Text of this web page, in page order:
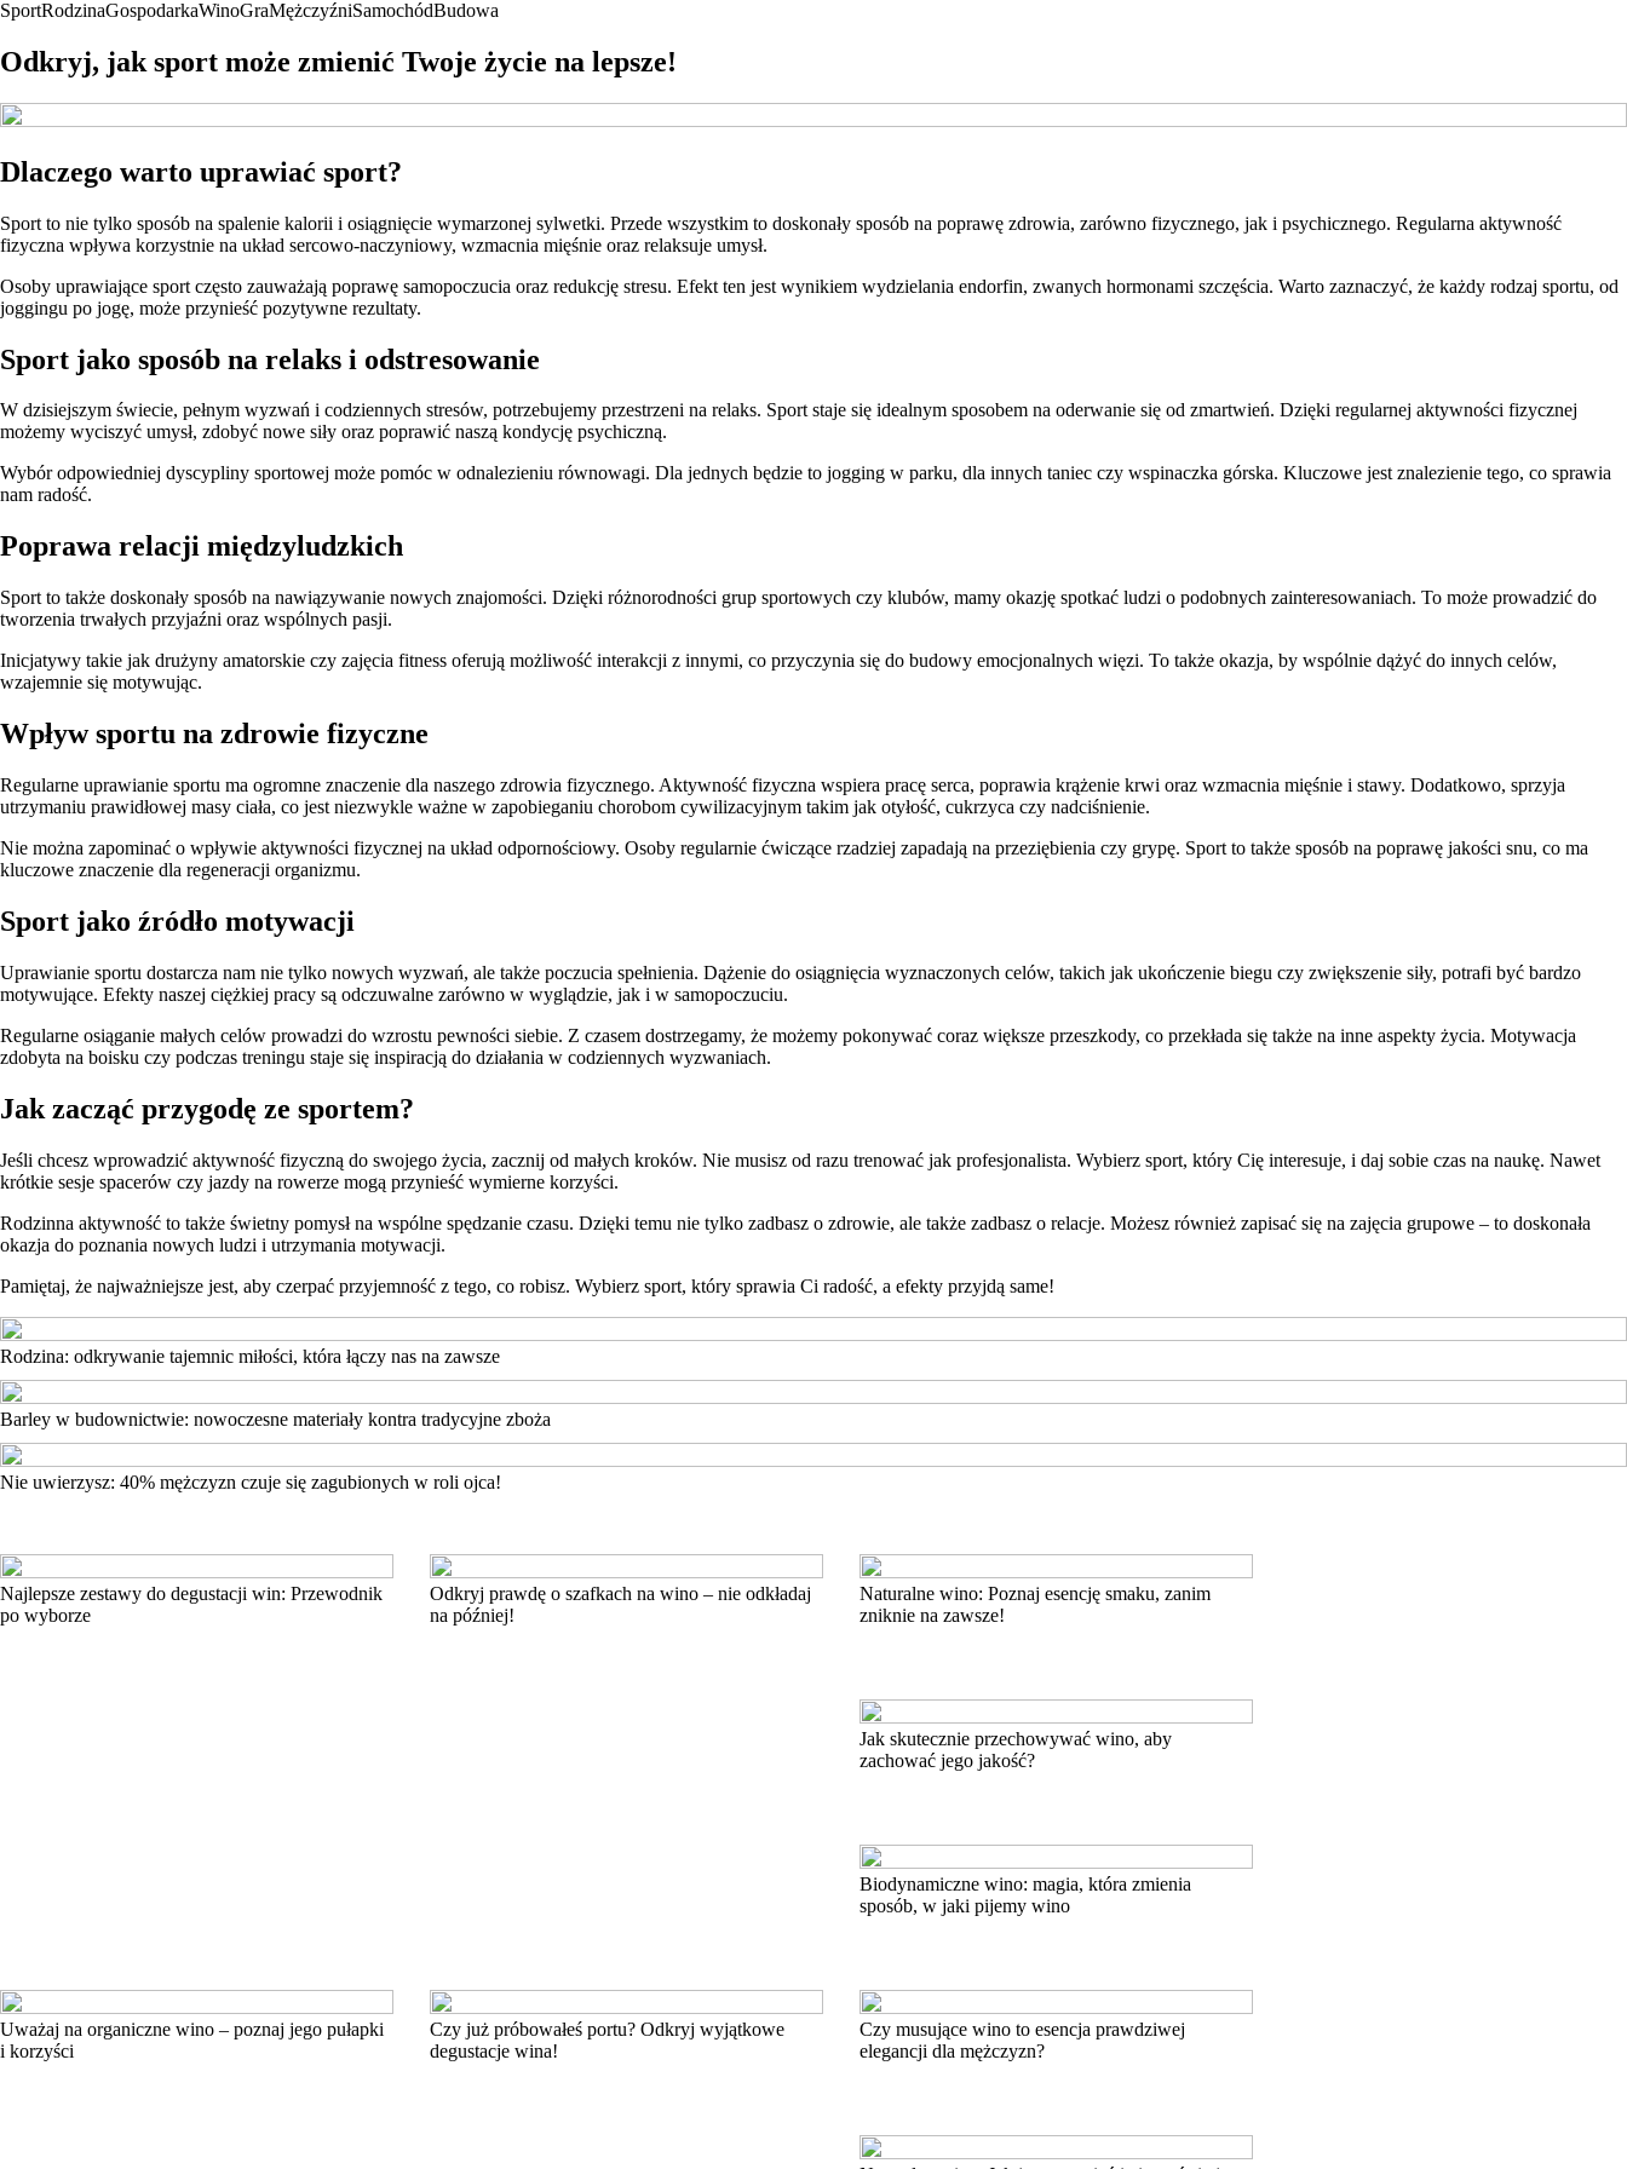
SportRodzinaGospodarkaWinoGraMężczyźniSamochódBudowa
Odkryj, jak sport może zmienić Twoje życie na lepsze!
Dlaczego warto uprawiać sport?
Sport to nie tylko sposób na spalenie kalorii i osiągnięcie wymarzonej sylwetki. Przede wszystkim to doskonały sposób na poprawę zdrowia, zarówno fizycznego, jak i psychicznego. Regularna aktywność
fizyczna wpływa korzystnie na układ sercowo-naczyniowy, wzmacnia mięśnie oraz relaksuje umysł.
Osoby uprawiające sport często zauważają poprawę samopoczucia oraz redukcję stresu. Efekt ten jest wynikiem wydzielania endorfin, zwanych hormonami szczęścia. Warto zaznaczyć, że każdy rodzaj sportu, od
joggingu po jogę, może przynieść pozytywne rezultaty.
Sport jako sposób na relaks i odstresowanie
W dzisiejszym świecie, pełnym wyzwań i codziennych stresów, potrzebujemy przestrzeni na relaks. Sport staje się idealnym sposobem na oderwanie się od zmartwień. Dzięki regularnej aktywności fizycznej
możemy wyciszyć umysł, zdobyć nowe siły oraz poprawić naszą kondycję psychiczną.
Wybór odpowiedniej dyscypliny sportowej może pomóc w odnalezieniu równowagi. Dla jednych będzie to jogging w parku, dla innych taniec czy wspinaczka górska. Kluczowe jest znalezienie tego, co sprawia
nam radość.
Poprawa relacji międzyludzkich
Sport to także doskonały sposób na nawiązywanie nowych znajomości. Dzięki różnorodności grup sportowych czy klubów, mamy okazję spotkać ludzi o podobnych zainteresowaniach. To może prowadzić do
tworzenia trwałych przyjaźni oraz wspólnych pasji.
Inicjatywy takie jak drużyny amatorskie czy zajęcia fitness oferują możliwość interakcji z innymi, co przyczynia się do budowy emocjonalnych więzi. To także okazja, by wspólnie dążyć do innych celów,
wzajemnie się motywując.
Wpływ sportu na zdrowie fizyczne
Regularne uprawianie sportu ma ogromne znaczenie dla naszego zdrowia fizycznego. Aktywność fizyczna wspiera pracę serca, poprawia krążenie krwi oraz wzmacnia mięśnie i stawy. Dodatkowo, sprzyja
utrzymaniu prawidłowej masy ciała, co jest niezwykle ważne w zapobieganiu chorobom cywilizacyjnym takim jak otyłość, cukrzyca czy nadciśnienie.
Nie można zapominać o wpływie aktywności fizycznej na układ odpornościowy. Osoby regularnie ćwiczące rzadziej zapadają na przeziębienia czy grypę. Sport to także sposób na poprawę jakości snu, co ma
kluczowe znaczenie dla regeneracji organizmu.
Sport jako źródło motywacji
Uprawianie sportu dostarcza nam nie tylko nowych wyzwań, ale także poczucia spełnienia. Dążenie do osiągnięcia wyznaczonych celów, takich jak ukończenie biegu czy zwiększenie siły, potrafi być bardzo
motywujące. Efekty naszej ciężkiej pracy są odczuwalne zarówno w wyglądzie, jak i w samopoczuciu.
Regularne osiąganie małych celów prowadzi do wzrostu pewności siebie. Z czasem dostrzegamy, że możemy pokonywać coraz większe przeszkody, co przekłada się także na inne aspekty życia. Motywacja
zdobyta na boisku czy podczas treningu staje się inspiracją do działania w codziennych wyzwaniach.
Jak zacząć przygodę ze sportem?
Jeśli chcesz wprowadzić aktywność fizyczną do swojego życia, zacznij od małych kroków. Nie musisz od razu trenować jak profesjonalista. Wybierz sport, który Cię interesuje, i daj sobie czas na naukę. Nawet
krótkie sesje spacerów czy jazdy na rowerze mogą przynieść wymierne korzyści.
Rodzinna aktywność to także świetny pomysł na wspólne spędzanie czasu. Dzięki temu nie tylko zadbasz o zdrowie, ale także zadbasz o relacje. Możesz również zapisać się na zajęcia grupowe – to doskonała
okazja do poznania nowych ludzi i utrzymania motywacji.
Pamiętaj, że najważniejsze jest, aby czerpać przyjemność z tego, co robisz. Wybierz sport, który sprawia Ci radość, a efekty przyjdą same!
Rodzina: odkrywanie tajemnic miłości, która łączy nas na zawsze
Barley w budownictwie: nowoczesne materiały kontra tradycyjne zboża
Nie uwierzysz: 40% mężczyzn czuje się zagubionych w roli ojca!
Najlepsze zestawy do degustacji win: Przewodnik
po wyborze
Odkryj prawdę o szafkach na wino – nie odkładaj
na później!
Naturalne wino: Poznaj esencję smaku, zanim
zniknie na zawsze!
Jak skutecznie przechowywać wino, aby
zachować jego jakość?
Biodynamiczne wino: magia, która zmienia
sposób, w jaki pijemy wino
Uważaj na organiczne wino – poznaj jego pułapki
i korzyści
Czy już próbowałeś portu? Odkryj wyjątkowe
degustacje wina!
Czy musujące wino to esencja prawdziwej
elegancji dla mężczyzn?